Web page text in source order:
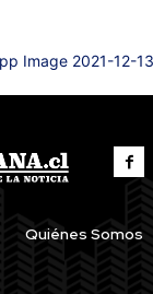
Quiénes Somos